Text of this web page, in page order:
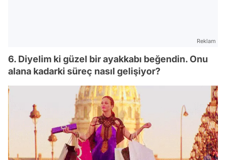
Reklam
6. Diyelim ki güzel bir ayakkabı beğendin. Onu
alana kadarki süreç nasıl gelişiyor?